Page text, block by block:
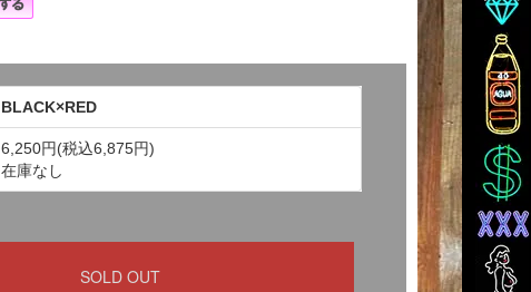
BLACK×RED
6,250円(税込6,875円)
在庫なし